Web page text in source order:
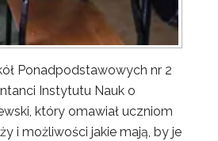
Ponadpodstawowych nr 2
Instytutu Nauk o
który omawiał uczniom
i możliwości jakie mają, by je